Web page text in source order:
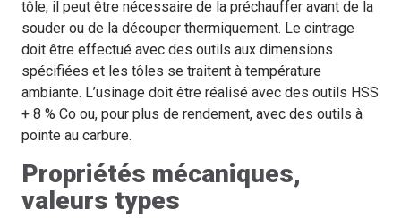
tôle, il peut être nécessaire de la préchauffer avant de la
souder ou de la découper thermiquement. Le cintrage
doit être effectué avec des outils aux dimensions
spécifiées et les tôles se traitent à température
ambiante. L’usinage doit être réalisé avec des outils HSS
+ 8 % Co ou, pour plus de rendement, avec des outils à
pointe au carbure.
Propriétés mécaniques,
valeurs types